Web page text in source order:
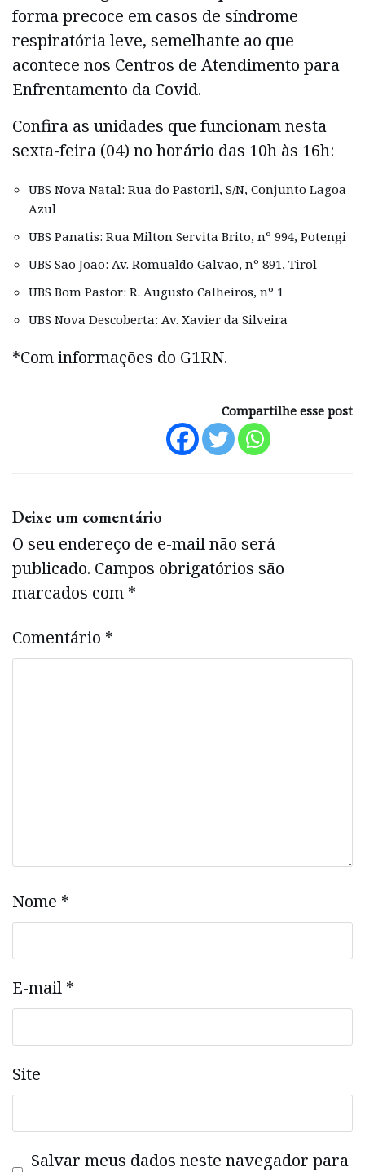
forma precoce em casos de síndrome
respiratória leve, semelhante ao que
acontece nos Centros de Atendimento para
Enfrentamento da Covid.
Confira as unidades que funcionam nesta
sexta-feira (04) no horário das 10h às 16h:
UBS Nova Natal: Rua do Pastoril, S/N, Conjunto Lagoa
Azul
UBS Panatis: Rua Milton Servita Brito, nº 994, Potengi
UBS São João: Av. Romualdo Galvão, nº 891, Tirol
UBS Bom Pastor: R. Augusto Calheiros, nº 1
UBS Nova Descoberta: Av. Xavier da Silveira
*Com informações do G1RN.
Compartilhe esse post
Deixe um comentário
O seu endereço de e-mail não será
publicado. Campos obrigatórios são
marcados com *
Comentário *
Nome *
E-mail *
Site
Salvar meus dados neste navegador para